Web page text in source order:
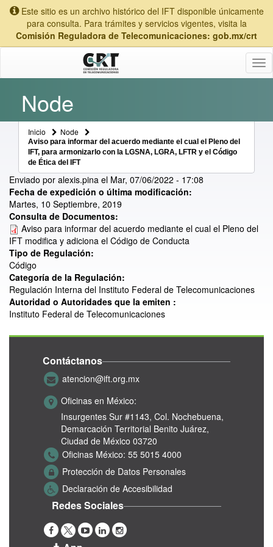
Este sitio es un archivo histórico del IFT disponible únicamente
para consulta. Para trámites y servicios vigentes, visita la
Comisión Reguladora de Telecomunicaciones: gob.mx/crt
Node
Inicio Node
Aviso para informar del acuerdo mediante el cual el Pleno del
IFT, para armonizarlo con la LGSNA, LGRA, LFTR y el Código
de Ética del IFT
Enviado por alexis.pina el Mar, 07/06/2022 - 17:08
Fecha de expedición o última modificación:
Martes, 10 Septiembre, 2019
Consulta de Documentos:
Aviso para informar del acuerdo mediante el cual el Pleno del
IFT modifica y adiciona el Código de Conducta
Tipo de Regulación:
Código
Categoría de la Regulación:
Regulación Interna del Instituto Federal de Telecomunicaciones
Autoridad o Autoridades que la emiten :
Instituto Federal de Telecomunicaciones
Contáctanos
atencion@ift.org.mx
Oficinas en México:
Insurgentes Sur #1143, Col. Nochebuena,
Demarcación Territorial Benito Juárez,
Ciudad de México 03720
Oficinas México: 55 5015 4000
Protección de Datos Personales
Declaración de Accesibilidad
Redes Sociales